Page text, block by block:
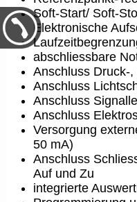
Soft-Start/ Soft-
Elektronische
abschliessbare
Anschluss Druck-
Anschluss
Anschluss
Anschluss
Versorgung
50 mA)
Anschluss
Auf und Zu
integrierte